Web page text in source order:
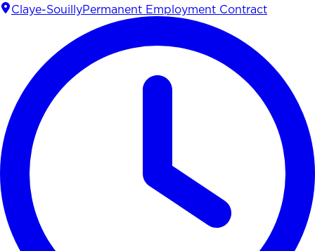
Claye-SouillyPermanent Employment Contract